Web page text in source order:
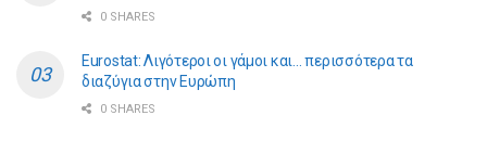
0 SHARES
Eurostat: Λιγότεροι οι γάμοι και… περισσότερα τα
διαζύγια στην Ευρώπη
0 SHARES